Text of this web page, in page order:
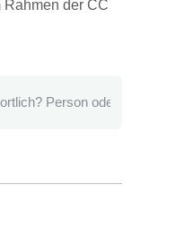
Rahmen der CC